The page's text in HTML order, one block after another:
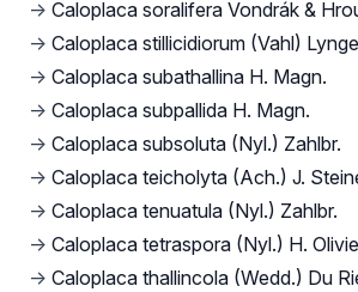
→ Caloplaca soralifera Vondrák &
→ Caloplaca stillicidiorum (Vahl) Lynge
→ Caloplaca subathallina H. Magn.
→ Caloplaca subpallida H. Magn.
→ Caloplaca subsoluta (Nyl.) Zahlbr.
→ Caloplaca teicholyta (Ach.) J.
→ Caloplaca tenuatula (Nyl.) Zahlbr.
→ Caloplaca tetraspora (Nyl.) H.
→ Caloplaca thallincola (Wedd.) Du